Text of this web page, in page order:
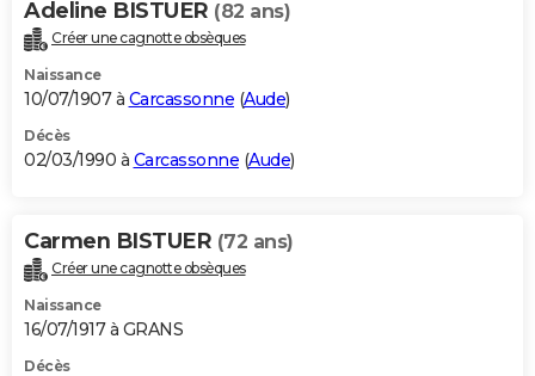
Adeline BISTUER (82 ans)
Créer une cagnotte obsèques
Naissance
10/07/1907 à Carcassonne (Aude)
Décès
02/03/1990 à Carcassonne (Aude)
Carmen BISTUER (72 ans)
Créer une cagnotte obsèques
Naissance
16/07/1917 à GRANS
Décès